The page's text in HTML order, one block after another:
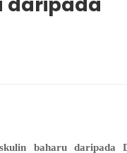
baharu daripada